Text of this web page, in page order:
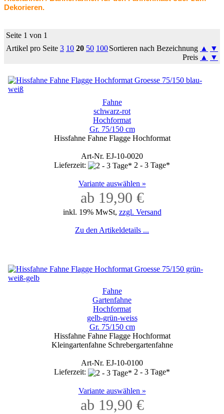
Dekorieren.
Seite 1 von 1
Artikel pro Seite 3 10 20 50 100Sortieren nach Bezeichnung ▲
▼
Preis ▲ ▼
Fahne
schwarz-rot
Hochformat
Gr. 75/150 cm
Hissfahne Fahne Flagge Hochformat
Art-Nr. EJ-10-0020
Lieferzeit:
2 - 3 Tage*
Variante auswählen »
ab 19,90 €
inkl. 19% MwSt, zzgl. Versand
Zu den Artikeldetails ...
Fahne
Gartenfahne
Hochformat
gelb-grün-weiss
Gr. 75/150 cm
Hissfahne Fahne Flagge Hochformat
Kleingartenfahne Schrebergartenfahne
Art-Nr. EJ-10-0100
Lieferzeit:
2 - 3 Tage*
Variante auswählen »
ab 19,90 €